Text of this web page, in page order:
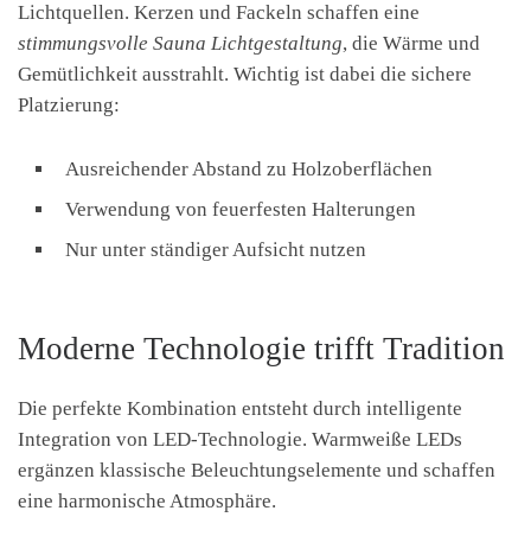
Lichtquellen. Kerzen und Fackeln schaffen eine
stimmungsvolle Sauna Lichtgestaltung, die Wärme und
Gemütlichkeit ausstrahlt. Wichtig ist dabei die sichere
Platzierung:
Ausreichender Abstand zu Holzoberflächen
Verwendung von feuerfesten Halterungen
Nur unter ständiger Aufsicht nutzen
Moderne Technologie trifft Tradition
Die perfekte Kombination entsteht durch intelligente
Integration von LED-Technologie. Warmweiße LEDs
ergänzen klassische Beleuchtungselemente und schaffen
eine harmonische Atmosphäre.